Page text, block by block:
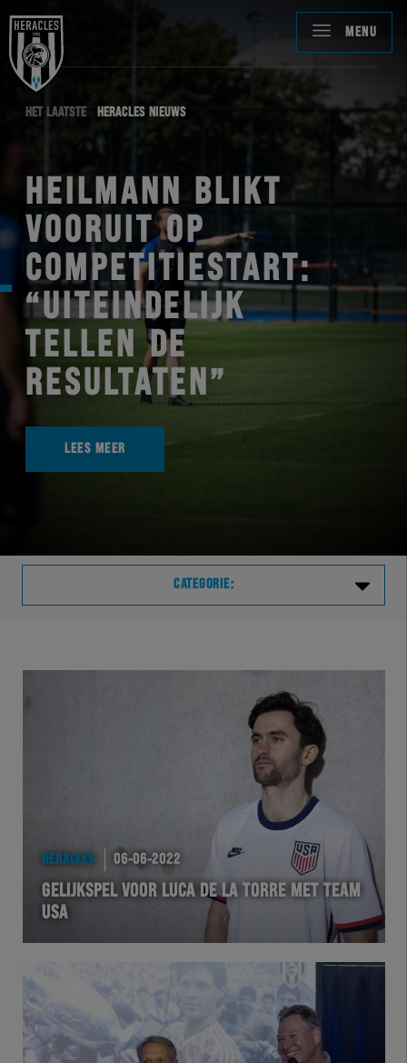
MENU
HET LAATSTE HERACLES NIEUWS
HEILMANN BLIKT
VOORUIT OP
COMPETITIESTART:
“UITEINDELIJK
TELLEN DE
RESULTATEN”
LEES MEER
CATEGORIE:
EXCHER
Natuurgras
HERACLES 06-06-2022
GELIJKSPEL VOOR LUCA DE LA TORRE MET TEAM
USA